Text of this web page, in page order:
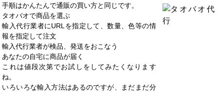
手順はかんたんで通販の買い方と同じです。
タオバオで商品を選ぶ
輸入代行業者にURLを指定して、数量、色等の情
報を指定して注文
輸入代行業者が検品、発送をおこなう
あなたの自宅に商品が届く
これは値段次第でお試しをしてみたくなります
ね。
いろいろな輸入方法はあるのですが、まだまだ分